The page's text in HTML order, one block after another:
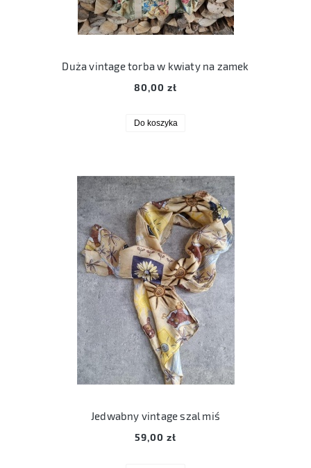
Duża vintage torba w kwiaty na zamek
80,00 zł
Do koszyka
Jedwabny vintage szal miś
59,00 zł